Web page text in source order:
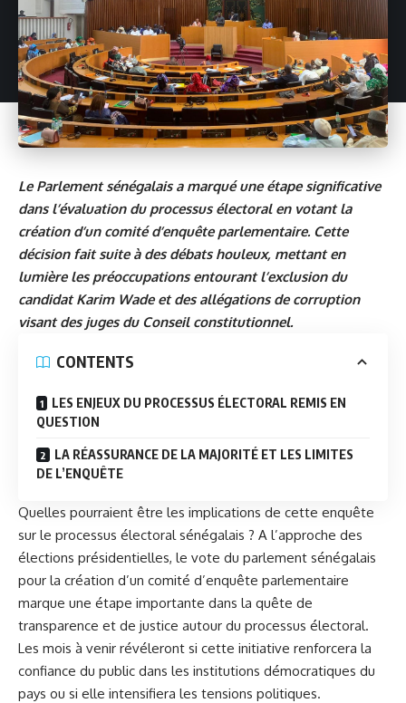
Le Parlement sénégalais a marqué une étape significative
dans l’évaluation du processus électoral en votant la
création d’un comité d’enquête parlementaire. Cette
décision fait suite à des débats houleux, mettant en
lumière les préoccupations entourant l’exclusion du
candidat Karim Wade et des allégations de corruption
visant des juges du Conseil constitutionnel.
CONTENTS
LES ENJEUX DU PROCESSUS ÉLECTORAL REMIS EN
QUESTION
LA RÉASSURANCE DE LA MAJORITÉ ET LES LIMITES
DE L’ENQUÊTE
Quelles pourraient être les implications de cette enquête
sur le processus électoral sénégalais ? A l’approche des
élections présidentielles, le vote du parlement sénégalais
pour la création d’un comité d’enquête parlementaire
marque une étape importante dans la quête de
transparence et de justice autour du processus électoral.
Les mois à venir révéleront si cette initiative renforcera la
confiance du public dans les institutions démocratiques du
pays ou si elle intensifiera les tensions politiques.